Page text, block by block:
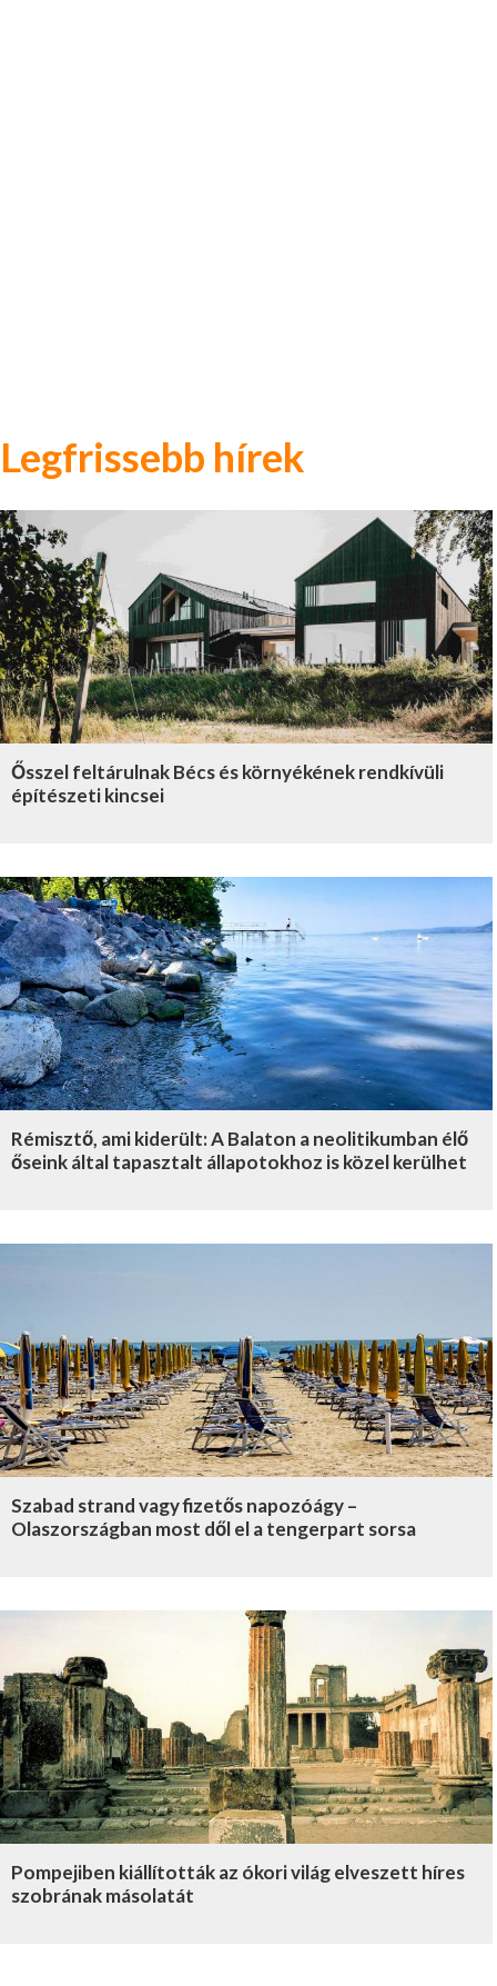
Legfrissebb hírek
Ősszel feltárulnak Bécs és környékének rendkívüli
építészeti kincsei
Rémisztő, ami kiderült: A Balaton a neolitikumban élő
őseink által tapasztalt állapotokhoz is közel kerülhet
Szabad strand vagy fizetős napozóágy –
Olaszországban most dől el a tengerpart sorsa
Pompejiben kiállították az ókori világ elveszett híres
szobrának másolatát